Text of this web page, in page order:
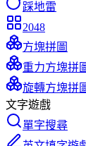
踩地雷
2048
方塊拼圖
重力方塊拼
旋轉方塊拼
文字遊戲
單字搜尋